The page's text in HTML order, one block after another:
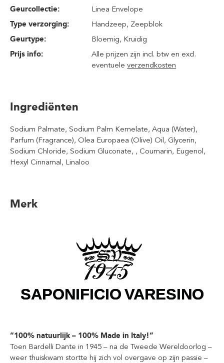
Geurcollectie:
Linea Envelope
Type verzorging:
Handzeep, Zeepblok
Geurtype:
Bloemig, Kruidig
Prijs info:
Alle prijzen zijn incl. btw en excl.
eventueleverzendkosten
Ingrediënten
Sodium Palmate, Sodium Palm Kernelate, Aqua (Water),
Parfum (Fragrance), Olea Europaea (Olive) Oil, Glycerin,
Sodium Chloride, Sodium Gluconate, , Coumarin, Eugenol,
Hexyl Cinnamal, Linaloo
Merk
“100% natuurlijk – 100% Made in Italy!”
Toen Bardelli Dante in 1945 – na de Tweede Wereldoorlog –
weer thuiskwam stortte hij zich vol overgave op zijn passie –